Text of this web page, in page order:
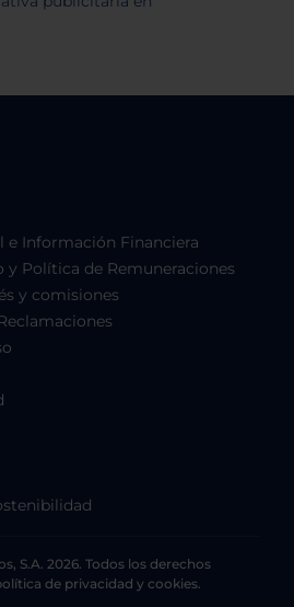
Información Financiera
y Política de Remuneraciones
y comisiones
S.A. 2026. Todos los derechos
de privacidad y cookies.